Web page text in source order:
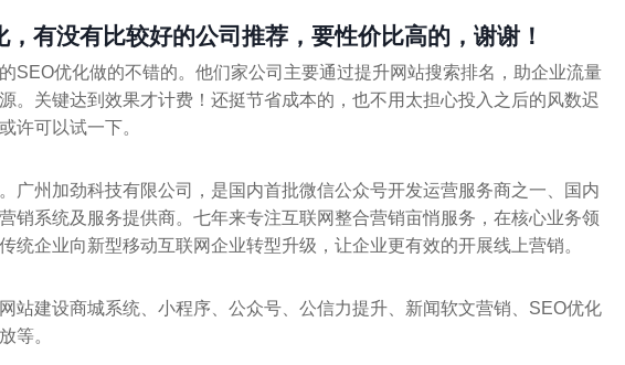
有没有比较好的公司推荐，要性价比高的，谢谢！
SEO优化做的不错的。他们家公司主要通过提升网站搜索排名，助企业流量
。关键达到效果才计费！还挺节省成本的，也不用太担心投入之后的风数迟
许可以试一下。
广州加劲科技有限公司，是国内首批微信公众号开发运营服务商之一、国内
销系统及服务提供商。七年来专注互联网整合营销亩悄服务，在核心业务领
统企业向新型移动互联网企业转型升级，让企业更有效的开展线上营销。
站建设商城系统、小程序、公众号、公信力提升、新闻软文营销、SEO优化
等。